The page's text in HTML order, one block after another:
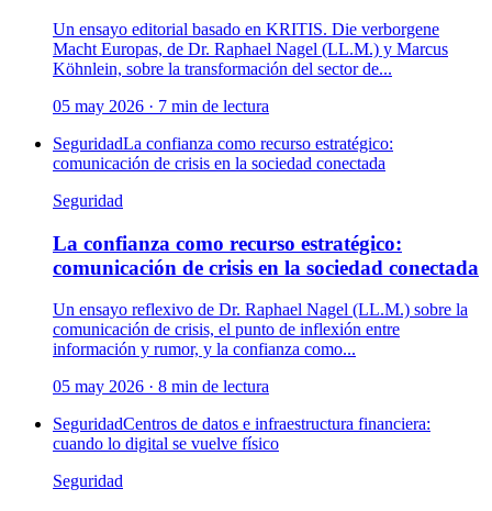
Un ensayo editorial basado en KRITIS. Die verborgene
Macht Europas, de Dr. Raphael Nagel (LL.M.) y Marcus
Köhnlein, sobre la transformación del sector de...
05 may 2026 · 7 min de lectura
SeguridadLa confianza como recurso estratégico:
comunicación de crisis en la sociedad conectada
Seguridad
La confianza como recurso estratégico:
comunicación de crisis en la sociedad conectada
Un ensayo reflexivo de Dr. Raphael Nagel (LL.M.) sobre la
comunicación de crisis, el punto de inflexión entre
información y rumor, y la confianza como...
05 may 2026 · 8 min de lectura
SeguridadCentros de datos e infraestructura financiera:
cuando lo digital se vuelve físico
Seguridad